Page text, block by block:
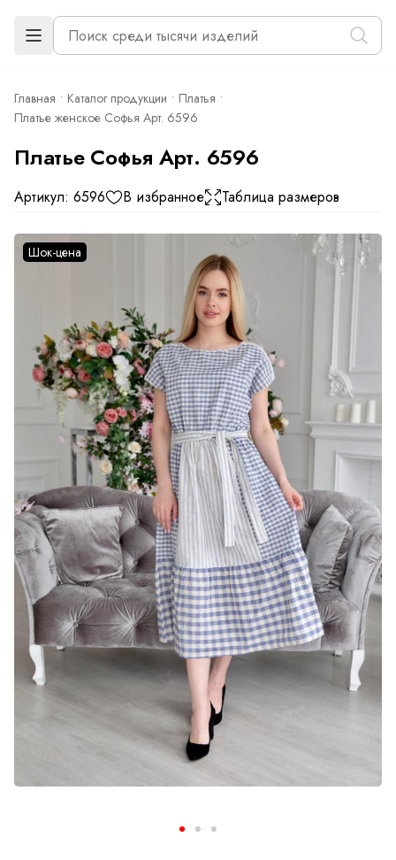
Главная Каталог продукции
Платья
Платье женское Софья Арт. 6596
Платье Софья Арт. 6596
Артикул: 6596 В избранное Таблица размеров
Шок-цена